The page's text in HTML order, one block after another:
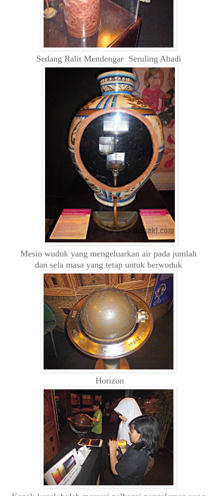
Sedang Ralit Mendengar Seruling Abadi
Mesin wuduk yang mengeluarkan air pada jumlah
dan sela masa yang tetap untuk berwuduk
Horizon